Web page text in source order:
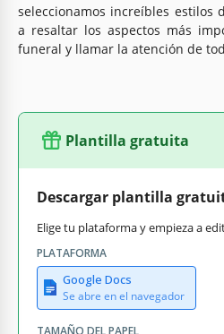
seleccionamos increíbles estilos
a resaltar los aspectos más
funeral y llamar la atención de
Plantilla gratuita
Descargar plantilla
Elige tu plataforma y empieza a
PLATAFORMA
Google Docs
Se abre en el navegador
TAMAÑO DEL PAPEL